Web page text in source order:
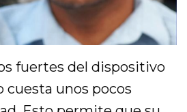
fuertes del dispositivo
cuesta unos pocos